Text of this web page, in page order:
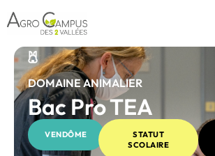
DOMAINE ANIMALIER
Bac Pro TEA
VENDÔME
STATUT
SCOLAIRE